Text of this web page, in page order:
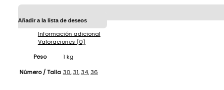
Añadir a la lista de deseos
Información adicional
Valoraciones (0)
Peso
1 kg
Número / Talla 30, 31, 34, 36